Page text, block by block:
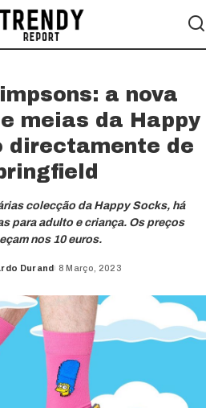
a nova
meias da Happy
directamente de
colecção da Happy Socks, há
para adulto e criança. Os preços
nos 10 euros.
Durand 8 Março, 2023